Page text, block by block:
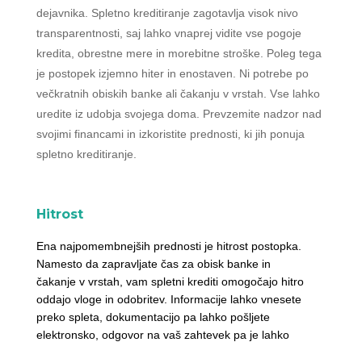
dejavnika. Spletno kreditiranje zagotavlja visok nivo
transparentnosti, saj lahko vnaprej vidite vse pogoje
kredita, obrestne mere in morebitne stroške. Poleg tega
je postopek izjemno hiter in enostaven. Ni potrebe po
večkratnih obiskih banke ali čakanju v vrstah. Vse lahko
uredite iz udobja svojega doma. Prevzemite nadzor nad
svojimi financami in izkoristite prednosti, ki jih ponuja
spletno kreditiranje.
Hitrost
Ena najpomembnejših prednosti je hitrost postopka.
Namesto da zapravljate čas za obisk banke in
čakanje v vrstah, vam spletni krediti omogočajo hitro
oddajo vloge in odobritev. Informacije lahko vnesete
preko spleta, dokumentacijo pa lahko pošljete
elektronsko, odgovor na vaš zahtevek pa je lahko